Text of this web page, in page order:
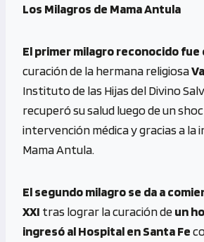
Los Milagros de Mama Antula
El primer milagro reconocido fue
curación de la hermana religiosa
Instituto de las Hijas del Divino
recuperó su salud luego de un
intervención médica y gracias a la
Mama Antula.
El segundo milagro se da a
XXI tras lograr la curación deun
ingresó al Hospital en Santa Fe